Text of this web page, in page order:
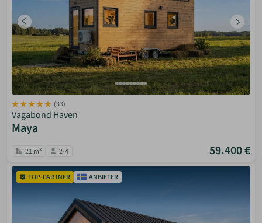
(33)
Vagabond Haven
Maya
21 m² 2-4 59.400 €
TOP-PARTNER ANBIETER